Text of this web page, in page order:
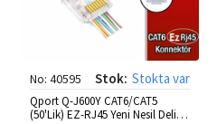
No: 40595 Stok: Stokta var
Qport Q-J600Y CAT6/CAT5
(50'Lik) EZ-RJ45 Yeni Nesil Delikli